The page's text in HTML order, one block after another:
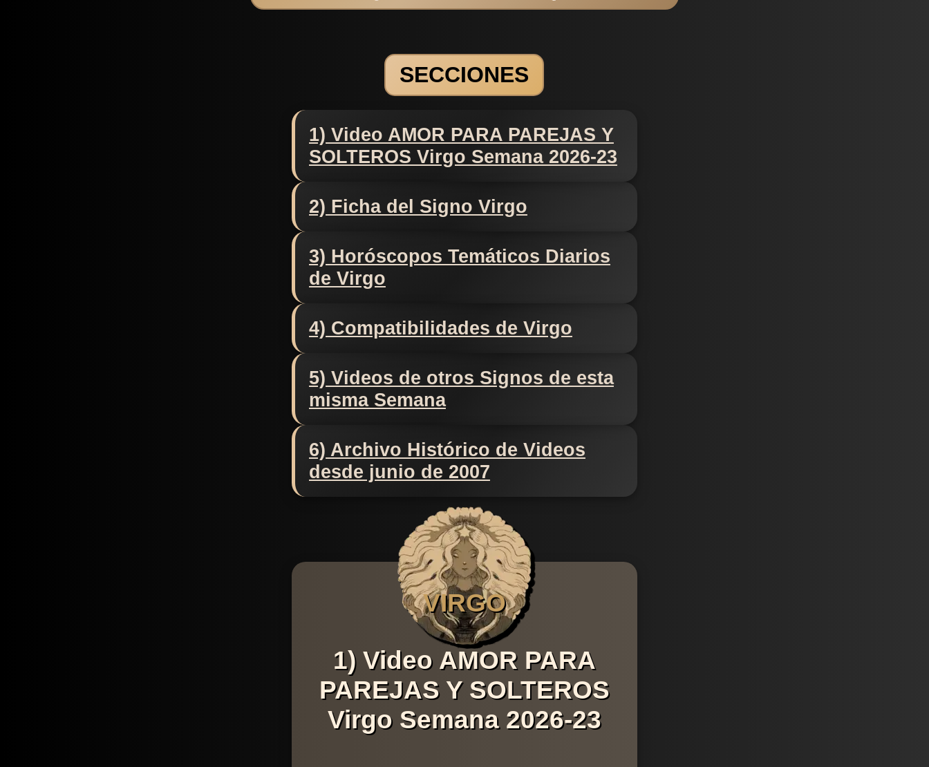
SECCIONES
1) Video AMOR PARA PAREJAS Y
SOLTEROS Virgo Semana 2026-23
2) Ficha del Signo Virgo
3) Horóscopos Temáticos Diarios
de Virgo
4) Compatibilidades de Virgo
5) Videos de otros Signos de esta
misma Semana
6) Archivo Histórico de Videos
desde junio de 2007
VIRGO
1) Video AMOR PARA
PAREJAS Y SOLTEROS
Virgo Semana 2026-23